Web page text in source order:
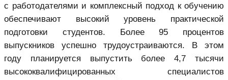
с работодателями и комплексный подход к обучению
обеспечивают высокий уровень практической
подготовки студентов. Более 95 процентов
выпускников успешно трудоустраиваются. В этом
году планируется выпустить более 4,7 тысячи
высококвалифицированных специалистов